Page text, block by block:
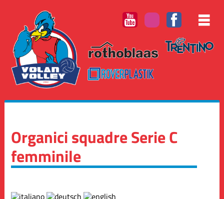
Organici squadre Serie C
femminile